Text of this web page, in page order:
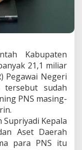
Kabupaten
21,1 miliar
Pegawai Negeri
tersebut sudah
PNS masing-
Kepala
Aset Daerah
para PNS itu